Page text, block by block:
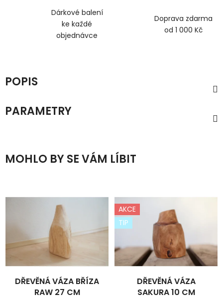
Dárkové balení
ke každé
objednávce
Doprava zdarma
od 1 000 Kč
POPIS
PARAMETRY
MOHLO BY SE VÁM LÍBIT
DŘEVĚNÁ VÁZA BŘÍZA
RAW 27 CM
AKCE
TIP
DŘEVĚNÁ VÁZA
SAKURA 10 CM